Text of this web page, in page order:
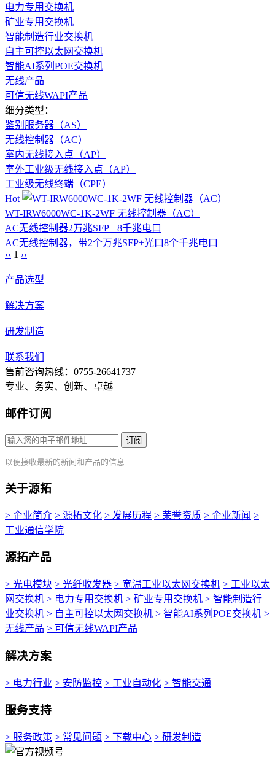
电力专用交换机
矿业专用交换机
智能制造行业交换机
自主可控以太网交换机
智能AI系列POE交换机
无线产品
可信无线WAPI产品
细分类型：
鉴别服务器（AS）
无线控制器（AC）
室内无线接入点（AP）
室外工业级无线接入点（AP）
工业级无线终端（CPE）
Hot
WT-IRW6000WC-1K-2WF 无线控制器（AC）
AC无线控制器2万兆SFP+ 8千兆电口
AC无线控制器，带2个万兆SFP+光口8个千兆电口
‹‹ 1 ››
产品选型
解决方案
研发制造
联系我们
售前咨询热线：0755-26641737
专业、务实、创新、卓越
邮件订阅
订阅
以便接收最新的新闻和产品的信息
关于源拓
> 企业简介 > 源拓文化 > 发展历程 > 荣誉资质 > 企业新闻 >
工业通信学院
源拓产品
> 光电模块 > 光纤收发器 > 宽温工业以太网交换机 > 工业以太
网交换机 > 电力专用交换机 > 矿业专用交换机 > 智能制造行
业交换机 > 自主可控以太网交换机 > 智能AI系列POE交换机 >
无线产品 > 可信无线WAPI产品
解决方案
> 电力行业 > 安防监控 > 工业自动化 > 智能交通
服务支持
> 服务政策 > 常见问题 > 下载中心 > 研发制造